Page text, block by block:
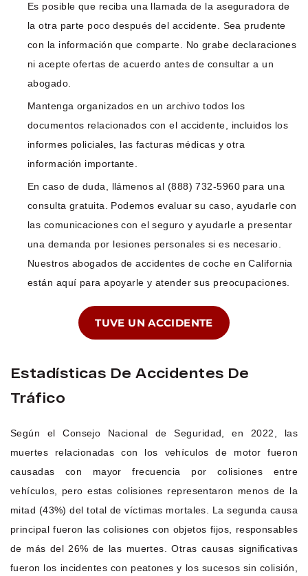
Es posible que reciba una llamada de la aseguradora de
la otra parte poco después del accidente. Sea prudente
con la información que comparte. No grabe declaraciones
ni acepte ofertas de acuerdo antes de consultar a un
abogado.
Mantenga organizados en un archivo todos los
documentos relacionados con el accidente, incluidos los
informes policiales, las facturas médicas y otra
información importante.
En caso de duda, llámenos al (888) 732-5960 para una
consulta gratuita. Podemos evaluar su caso, ayudarle con
las comunicaciones con el seguro y ayudarle a presentar
una demanda por lesiones personales si es necesario.
Nuestros abogados de accidentes de coche en California
están aquí para apoyarle y atender sus preocupaciones.
TUVE UN ACCIDENTE
Estadísticas De Accidentes De
Tráfico
Según el Consejo Nacional de Seguridad, en 2022, las
muertes relacionadas con los vehículos de motor fueron
causadas con mayor frecuencia por colisiones entre
vehículos, pero estas colisiones representaron menos de la
mitad (43%) del total de víctimas mortales. La segunda causa
principal fueron las colisiones con objetos fijos, responsables
de más del 26% de las muertes. Otras causas significativas
fueron los incidentes con peatones y los sucesos sin colisión,